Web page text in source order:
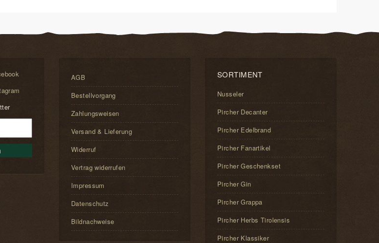
AGB
Bestellvorgang
Zahlungsweisen
Versand & Lieferung
Widerruf
Vertrag widerrufen
Impressum
Datenschutz
Bildnachweise
SORTIMENT
Nusseler
Pircher Decanter
Pircher Edelbrand
Pircher Fanartikel
Pircher Geschenkset
Pircher Gin
Pircher Grappa
Pircher Herbs Tirolensis
Pircher Klassiker